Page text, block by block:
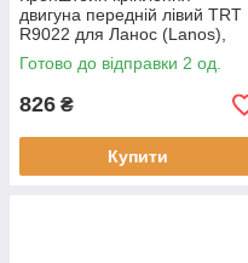
двигуна передній лівий TRT
R9022 для Ланос (Lanos),
Нексія (Nexia), оригінальні
номери: 96181254
Готово до відправки 2 од.
826 ₴
Купити